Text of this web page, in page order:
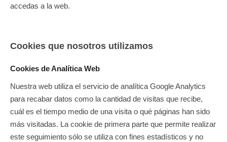
accedas a la web.
Cookies que nosotros utilizamos
Cookies de Analítica Web
Nuestra web utiliza el servicio de analítica Google Analytics
para recabar datos como la cantidad de visitas que recibe,
cuál es el tiempo medio de una visita o qué páginas han sido
más visitadas. La cookie de primera parte que permite realizar
este seguimiento sólo se utiliza con fines estadísticos y no